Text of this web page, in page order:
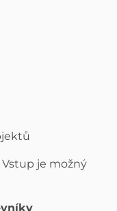
je možný